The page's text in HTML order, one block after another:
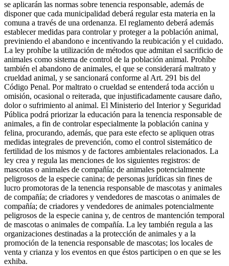
se aplicarán las normas sobre tenencia responsable, además de
disponer que cada municipalidad deberá regular esta materia en la
comuna a través de una ordenanza. El reglamento deberá además
establecer medidas para controlar y proteger a la población animal,
previniendo el abandono e incentivando la reubicación y el cuidado.
La ley prohíbe la utilización de métodos que admitan el sacrificio de
animales como sistema de control de la población animal. Prohíbe
también el abandono de animales, el que se considerará maltrato y
crueldad animal, y se sancionará conforme al Art. 291 bis del
Código Penal. Por maltrato o crueldad se entenderá toda acción u
omisión, ocasional o reiterada, que injustificadamente causare daño,
dolor o sufrimiento al animal. El Ministerio del Interior y Seguridad
Pública podrá priorizar la educación para la tenencia responsable de
animales, a fin de controlar especialmente la población canina y
felina, procurando, además, que para este efecto se apliquen otras
medidas integrales de prevención, como el control sistemático de
fertilidad de los mismos y de factores ambientales relacionados. La
ley crea y regula las menciones de los siguientes registros: de
mascotas o animales de compañía; de animales potencialmente
peligrosos de la especie canina; de personas jurídicas sin fines de
lucro promotoras de la tenencia responsable de mascotas y animales
de compañía; de criadores y vendedores de mascotas o animales de
compañía; de criadores y vendedores de animales potencialmente
peligrosos de la especie canina y, de centros de mantención temporal
de mascotas o animales de compañía. La ley también regula a las
organizaciones destinadas a la protección de animales y a la
promoción de la tenencia responsable de mascotas; los locales de
venta y crianza y los eventos en que éstos participen o en que se les
exhiba.